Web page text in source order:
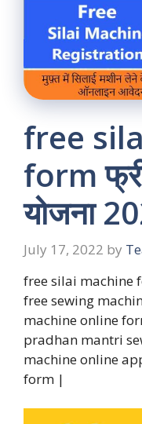
free
form
योजना
July 17, 2022 by
free silai machine
free sewing
machine online
pradhan mantri
machine online
form |